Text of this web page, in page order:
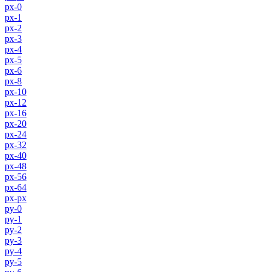
px-0
px-1
px-2
px-3
px-4
px-5
px-6
px-8
px-10
px-12
px-16
px-20
px-24
px-32
px-40
px-48
px-56
px-64
px-px
py-0
py-1
py-2
py-3
py-4
py-5